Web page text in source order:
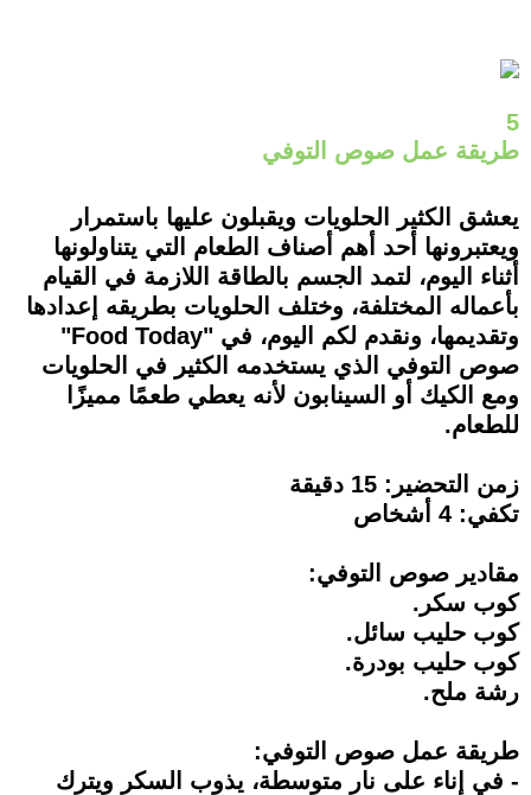
5
طريقة عمل صوص التوفي
يعشق الكثير الحلويات ويقبلون عليها باستمرار
ويعتبرونها أحد أهم أصناف الطعام التي يتناولونها
أثناء اليوم، لتمد الجسم بالطاقة اللازمة في القيام
بأعماله المختلفة، وختلف الحلويات بطريقه إعدادها
وتقديمها، ونقدم لكم اليوم، في "Food Today"
صوص التوفي الذي يستخدمه الكثير في الحلويات
ومع الكيك أو السينابون لأنه يعطي طعمًا مميزًا
للطعام.
زمن التحضير: 15 دقيقة
تكفي: 4 أشخاص
مقادير صوص التوفي:
كوب سكر.
كوب حليب سائل.
كوب حليب بودرة.
رشة ملح.
طريقة عمل صوص التوفي:
- في إناء على نار متوسطة، يذوب السكر ويترك